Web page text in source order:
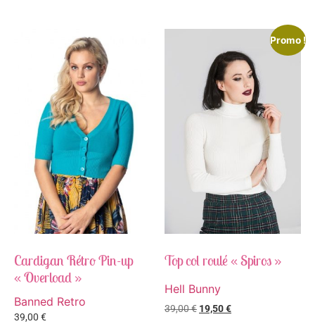
Cardigan Rétro Pin-up
« Overload »
Banned Retro
39,00 €
Promo !
Top col roulé « Spiros »
Hell Bunny
39,00€ 19,50€